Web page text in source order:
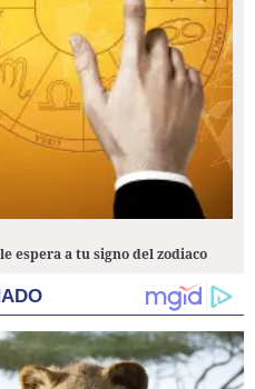
espera a tu signo del zodiaco